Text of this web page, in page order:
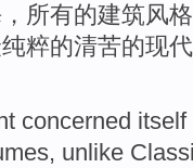
， 所有的建筑风格
粹的清苦的现代
concerned itself
unlike